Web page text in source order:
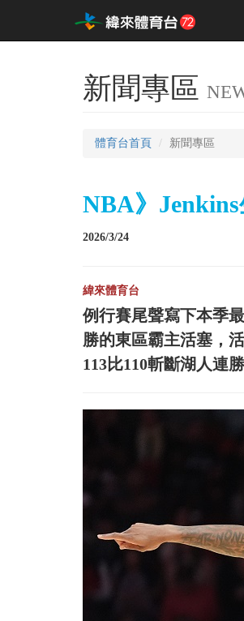
新聞專區
體育台首頁 新聞專區
NBA》
2026/3/24
緯來體育台
例行賽尾聲寫下本季
勝的東區霸主活塞，
113比110斬斷湖人連勝